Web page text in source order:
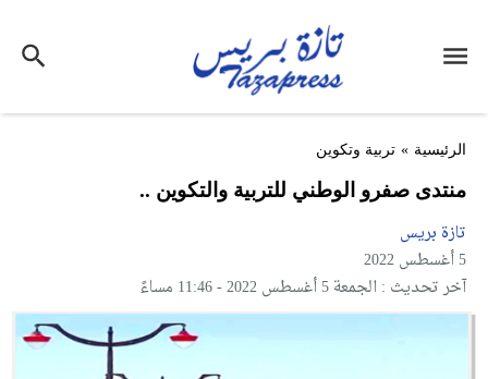
الرئيسية » تربية وتكوين
منتدى صفرو الوطني للتربية والتكوين ..
تازة بريس
5 أغسطس 2022
آخر تحديث : الجمعة 5 أغسطس 2022 - 11:46 مساءً